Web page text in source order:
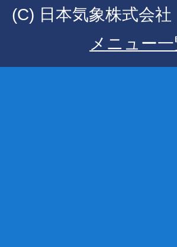
(C) 日本気象株式会社
メニュー